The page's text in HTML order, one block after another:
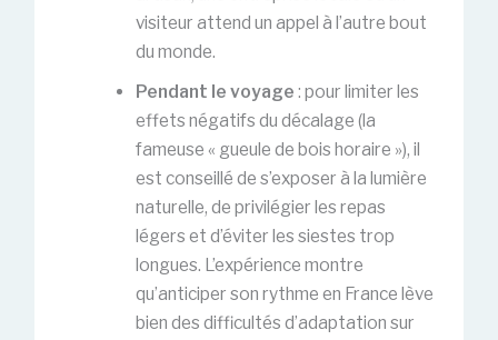
visiteur attend un appel à l’autre bout
du monde.
Pendant le voyage : pour limiter les
effets négatifs du décalage (la
fameuse « gueule de bois horaire »), il
est conseillé de s’exposer à la lumière
naturelle, de privilégier les repas
légers et d’éviter les siestes trop
longues. L’expérience montre
qu’anticiper son rythme en France lève
bien des difficultés d’adaptation sur